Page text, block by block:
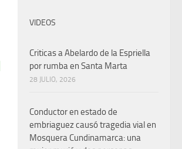
VIDEOS
Criticas a Abelardo de la Espriella
por rumba en Santa Marta
28 JULIO, 2026
Conductor en estado de
embriaguez causó tragedia vial en
Mosquera Cundinamarca: una